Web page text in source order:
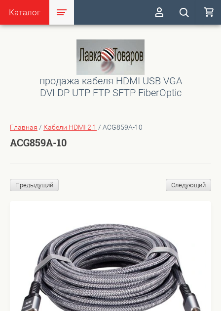
Каталог
продажа кабеля HDMI USB VGA
DVI DP UTP FTP SFTP FiberOptic
Главная / Кабели HDMI 2.1 / ACG859A-10
ACG859A-10
Предыдущий Следующий